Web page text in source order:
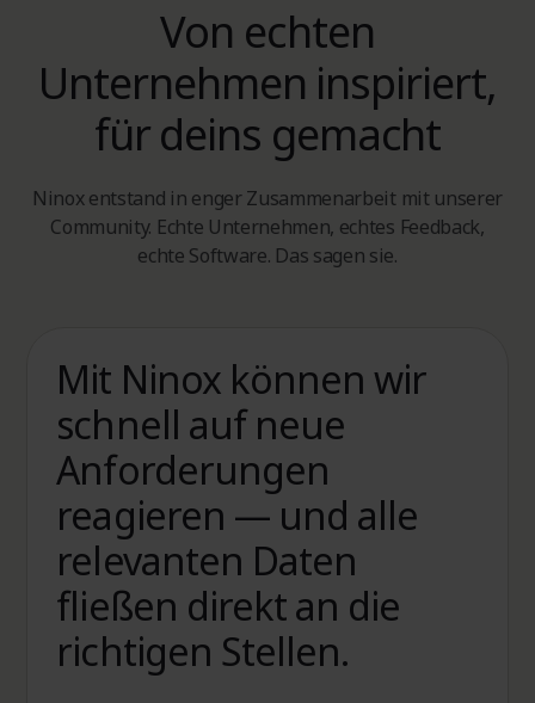
Von echten
Unternehmen inspiriert,
für deins gemacht
Ninox entstand in enger Zusammenarbeit mit unserer
Community. Echte Unternehmen, echtes Feedback,
echte Software. Das sagen sie.
Mit Ninox können wir
schnell auf neue
Anforderungen
reagieren — und alle
relevanten Daten
fließen direkt an die
richtigen Stellen.